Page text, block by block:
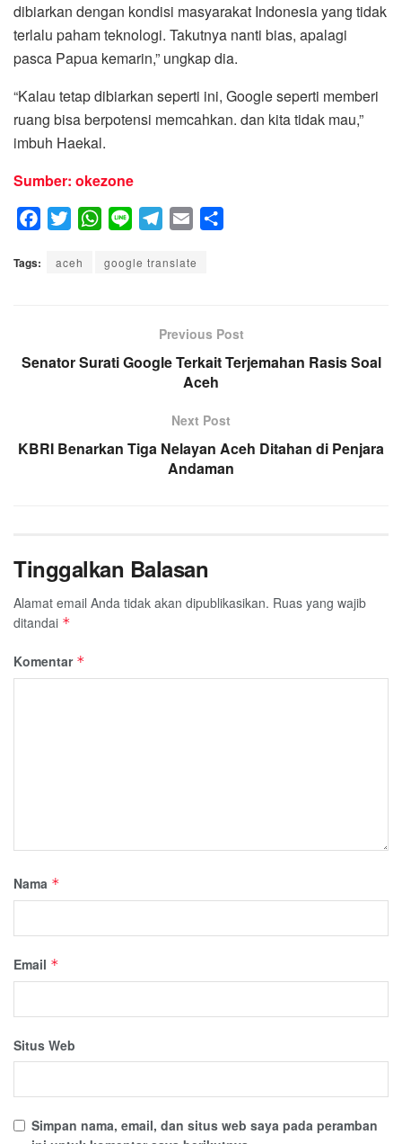
dibiarkan dengan kondisi masyarakat Indonesia yang tidak
terlalu paham teknologi. Takutnya nanti bias, apalagi
pasca Papua kemarin,” ungkap dia.
“Kalau tetap dibiarkan seperti ini, Google seperti memberi
ruang bisa berpotensi memcahkan. dan kita tidak mau,”
imbuh Haekal.
Sumber: okezone
o
i
r
W
a
p
n
l
r
a
a
Tags: aceh google translate
Previous Post
Senator Surati Google Terkait Terjemahan Rasis Soal
Aceh
Next Post
KBRI Benarkan Tiga Nelayan Aceh Ditahan di Penjara
Andaman
Tinggalkan Balasan
Alamat email Anda tidak akan dipublikasikan. Ruas yang wajib
ditandai *
Komentar *
Nama *
Email *
Situs Web
Simpan nama, email, dan situs web saya pada peramban